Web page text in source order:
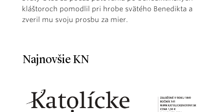
kláštoroch pomodlil pri hrobe svätého Benedikta a
zveril mu svoju prosbu za mier.
Najnovšie KN